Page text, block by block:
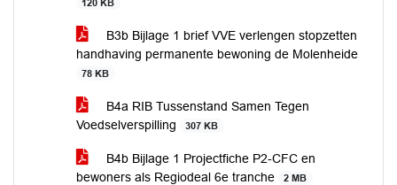
120 KB
B3b Bijlage 1 brief VVE verlengen stopzetten
handhaving permanente bewoning de Molenheide
78 KB
B4a RIB Tussenstand Samen Tegen
Voedselverspilling
307 KB
B4b Bijlage 1 Projectfiche P2-CFC en
bewoners als Regiodeal 6e tranche
2 MB